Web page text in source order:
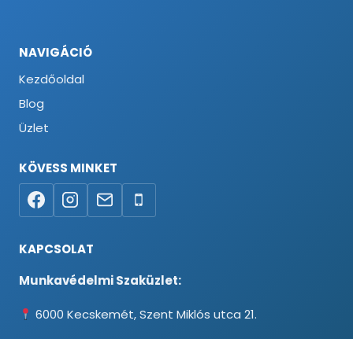
NAVIGÁCIÓ
Kezdőoldal
Blog
Üzlet
KÖVESS MINKET
KAPCSOLAT
Munkavédelmi Szaküzlet:
6000 Kecskemét, Szent Miklós utca 21.